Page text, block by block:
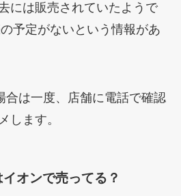
には販売されていたようで
予定がないという情報があ
合は一度、店舗に電話で確認
します。
オンで売ってる？